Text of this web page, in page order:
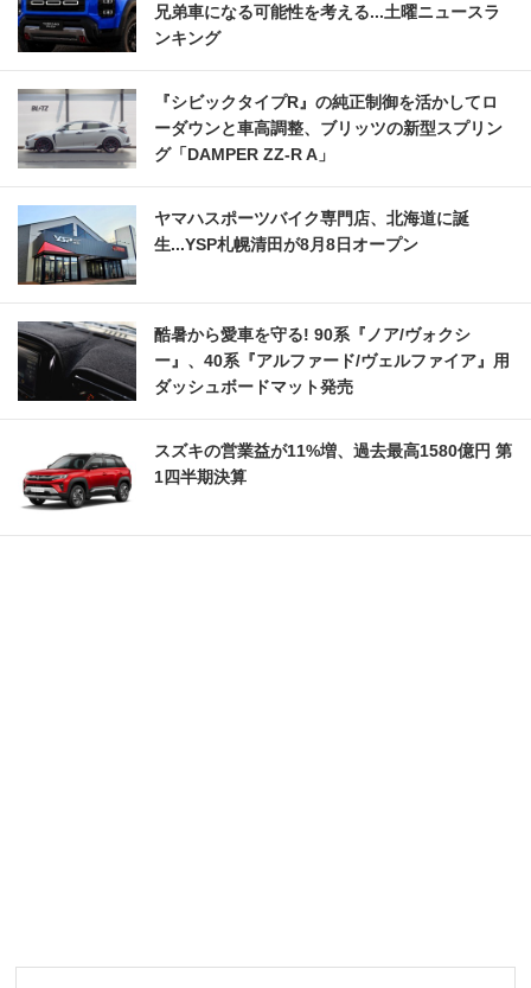
兄弟車になる可能性を考える...土曜ニュースラ
ンキング
『シビックタイプR』の純正制御を活かしてロ
ーダウンと車高調整、ブリッツの新型スプリン
グ「DAMPER ZZ-R A」
ヤマハスポーツバイク専門店、北海道に誕
生...YSP札幌清田が8月8日オープン
酷暑から愛車を守る! 90系『ノア/ヴォクシ
ー』、40系『アルファード/ヴェルファイア』用
ダッシュボードマット発売
スズキの営業益が11%増、過去最高1580億円 第
1四半期決算